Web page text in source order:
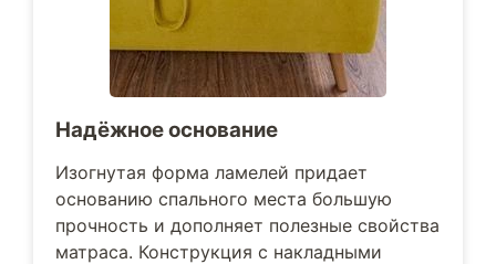
Надёжное основание
Изогнутая форма ламелей придает
основанию спального места большую
прочность и дополняет полезные свойства
матраса. Конструкция с накладными